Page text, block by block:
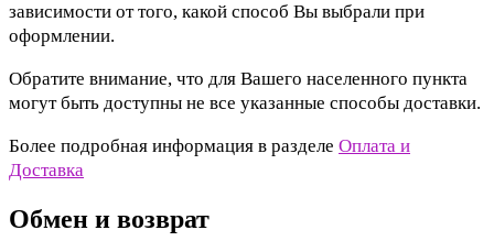
зависимости от того, какой способ Вы выбрали при
оформлении.
Обратите внимание, что для Вашего населенного пункта
могут быть доступны не все указанные способы доставки.
Более подробная информация в разделе Оплата и
Доставка
Обмен и возврат